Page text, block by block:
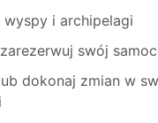
wyspy i archipelagi
swój
dokonaj zmian w